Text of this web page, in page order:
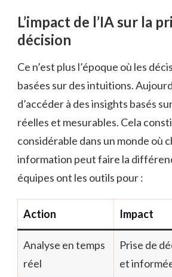
L’impact de l’IA sur la
décision
Ce n’est plus l’époque où les
basées sur des intuitions.
d’accéder à des insights basés
réelles et mesurables. Cela
considérable dans un monde où
information peut faire la
équipes ont les outils pour :
Action Impact
Analyse en temps
réel
Prise de
et